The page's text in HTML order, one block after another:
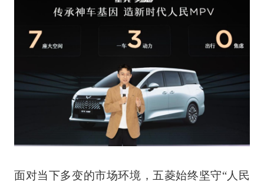
面对当下多变的市场环境，五菱始终坚守“人民